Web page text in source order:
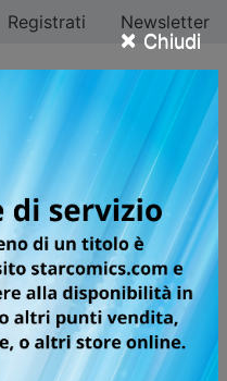
× Chiudi
Registrati Newsletter
i
preferiti. Clicca sul
le sue